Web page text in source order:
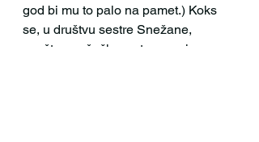
god bi mu to palo na pamet.) Koks
se, u društvu sestre Snežane,
spuštao pešačkom stazom niz